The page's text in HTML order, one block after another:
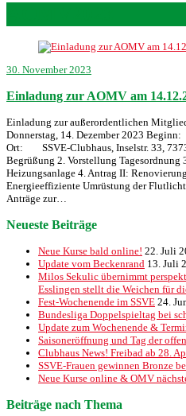
30. November 2023
Einladung zur AOMV am
Einladung zur außerordentlichen
Donnerstag, 14. Dezember 2023
Ort: SSVE-Clubhaus, Inselstr. 33,
Begrüßung 2. Vorstellung Tagesordnung
Heizungsanlage 4. Antrag II:
Energieeffiziente Umrüstung der
Anträge zur…
Neueste Beiträge
Neue Kurse bald online! 22. Juli
Update vom Beckenrand 13. Juli
Milos Sekulic übernimmt
Esslingen stellt die Weichen für
Fest-Wochenende im SSVE 24.
Bundesliga Doppelspieltag bei
Update zum Wochenende &
Saisoneröffnung und Tag der
Clubhaus News! Freibad ab 28.
SSVE-Frauen gewinnen Bronze
Neue Kurse online & OMV
Beiträge nach Thema